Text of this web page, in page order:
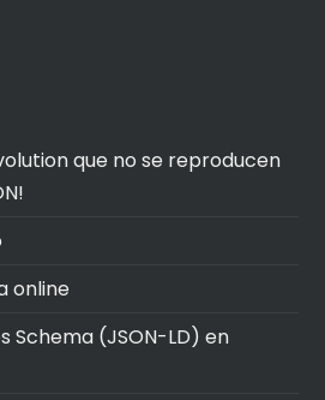
que no se reproducen
online
Schema (JSON-LD) en